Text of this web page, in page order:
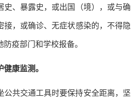
史、暴露史，或出国（境），或与确
接，或确诊、无症状感染的，不得隐
疫部门和学校报备。
康监测。
公共交通工具时要保持安全距离，坚